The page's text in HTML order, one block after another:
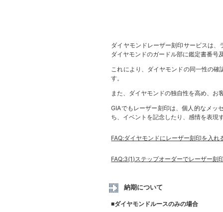
ダイヤモンドレーザー刻印サービスは
ダイヤモンドのガードル部に鑑定書番号
これにより、ダイヤモンドの同一性の
す。
また、ダイヤモンドの独自性を高め、お
GIAでもレーザー刻印は、個人的なメッ
ち、イベントを記念したり、感情を表現
FAQ:ダイヤモンドにレーザー刻印を入
FAQ:3(1)ステップオーダーでレーザー
納期について
■ダイヤモンドルースのみの場合